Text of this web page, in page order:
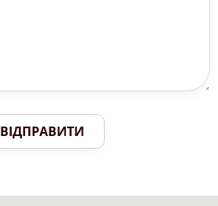
ВІДПРАВИТИ